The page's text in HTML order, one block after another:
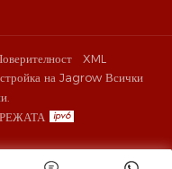
XML
на Jagrow Всички